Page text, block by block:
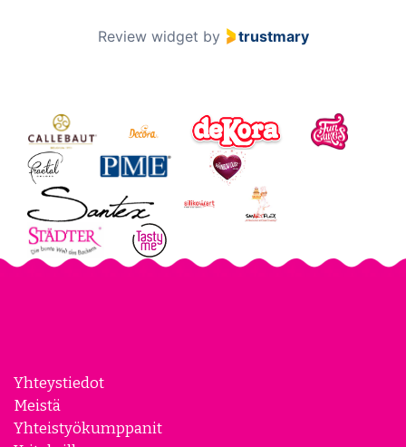
Review widget by trustmary
Yhteystiedot
Meistä
Yhteistyökumppanit